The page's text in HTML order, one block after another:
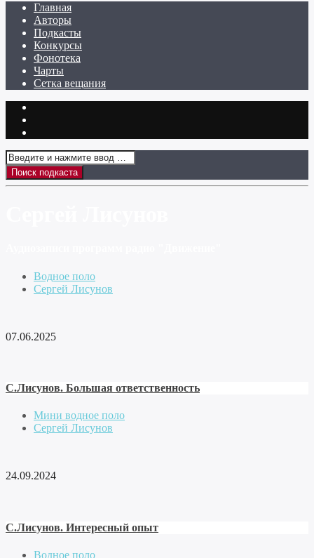
Главная
Авторы
Подкасты
Конкурсы
Фонотека
Чарты
Сетка вещания
Водное поло
Сергей Лисунов
07.06.2025
С.Лисунов. Большая ответственность
Мини водное поло
Сергей Лисунов
24.09.2024
С.Лисунов. Интересный опыт
Водное поло